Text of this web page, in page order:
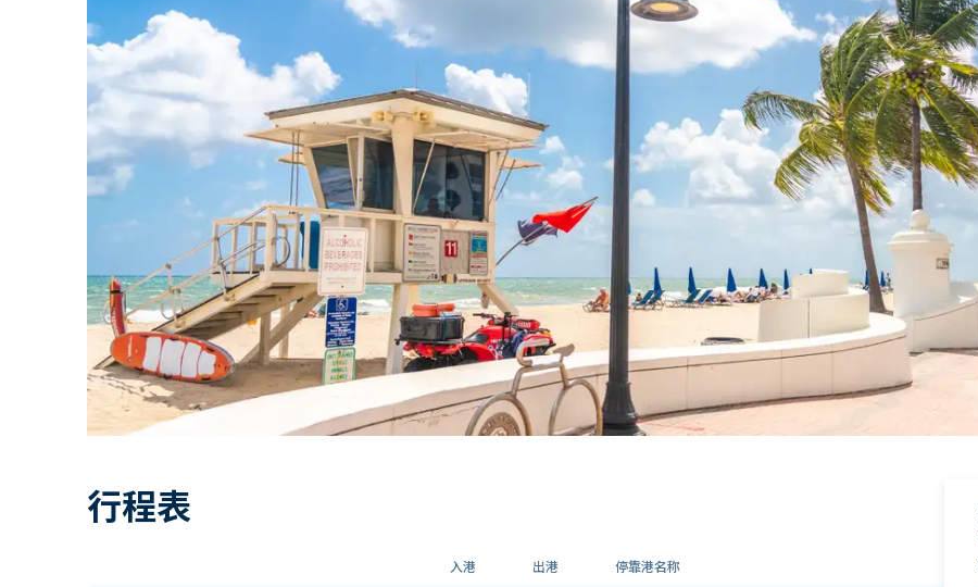
行程表
入港 出港 停靠港名称